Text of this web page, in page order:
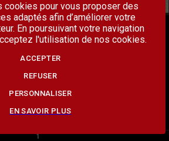
cookies pour vous proposer des
adaptés afin d’améliorer votre
En poursuivant votre navigation
l'utilisation de nos cookies.
ACCEPTER
REFUSER
PERSONNALISER
EN SAVOIR PLUS